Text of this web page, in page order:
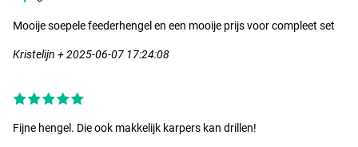
- Allround inzetbaar
- Maximaal visplezier voor de beste prijs!
- Feederkorven
- Voorzien van swivel
Mooije soepele feederhengel en een mooije prijs voor compleet set
Kristelijn + 2025-06-07 17:24:08
Fijne hengel. Die ook makkelijk karpers kan drillen!